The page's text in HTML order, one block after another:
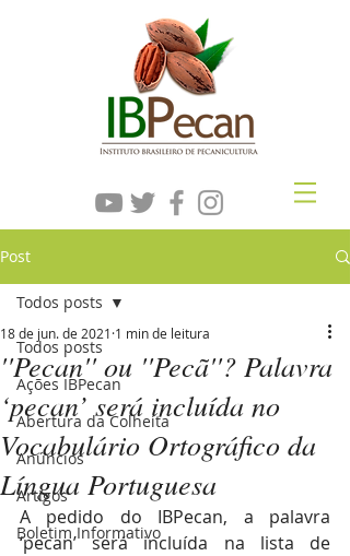
Post
Todos posts
Ações IBPecan
Abertura da Colheita
Anúncios
Artigos
Boletim Informativo
Todos posts
''Pecan'' ou ''Pecã''? Palavra
‘pecan’ será incluída no
Vocabulário Ortográfico da
Língua Portuguesa
18 de jun. de 2021 1 min de leitura
A pedido do IBPecan, a palavra
‘pecan’ será incluída na lista de